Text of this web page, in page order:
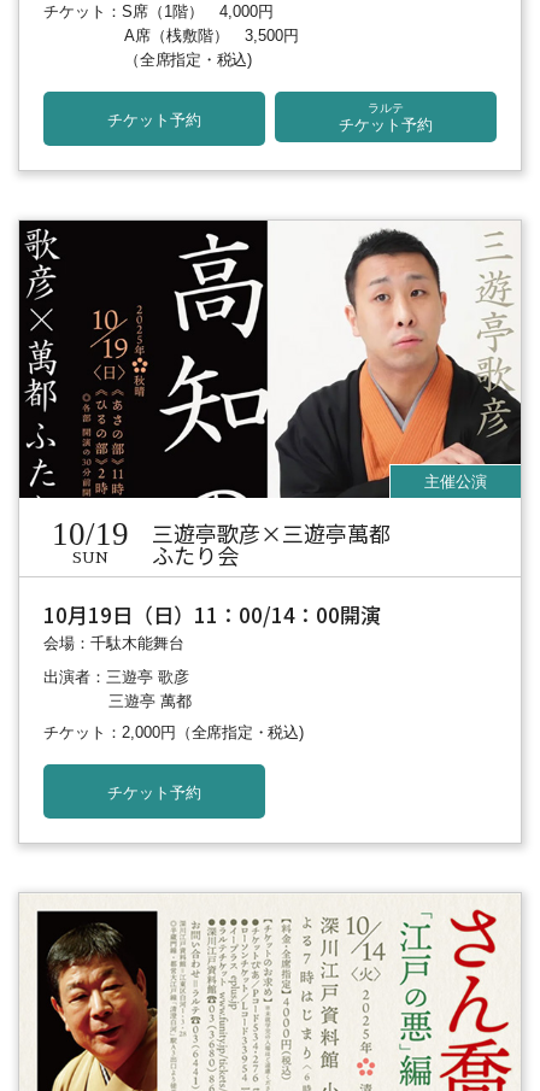
チケット：S席（1階） 4,000円
A席（桟敷階） 3,500円
（全席指定・税込)
チケット予約
ラルテ
チケット予約
10/19
SUN
三遊亭歌彦×三遊亭萬都
ふたり会
10月19日（日）11：00/14：00開演
会場：千駄木能舞台
出演者：三遊亭 歌彦
三遊亭 萬都
チケット：2,000円 （全席指定・税込)
チケット予約